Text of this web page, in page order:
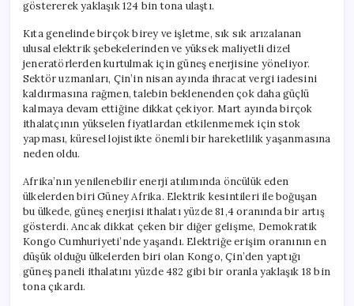
göstererek yaklaşık 124 bin tona ulaştı.
Kıta genelinde birçok birey ve işletme, sık sık arızalanan
ulusal elektrik şebekelerinden ve yüksek maliyetli dizel
jeneratörlerden kurtulmak için güneş enerjisine yöneliyor.
Sektör uzmanları, Çin’in nisan ayında ihracat vergi iadesini
kaldırmasına rağmen, talebin beklenenden çok daha güçlü
kalmaya devam ettiğine dikkat çekiyor. Mart ayında birçok
ithalatçının yükselen fiyatlardan etkilenmemek için stok
yapması, küresel lojistikte önemli bir hareketlilik yaşanmasına
neden oldu.
Afrika’nın yenilenebilir enerji atılımında öncülük eden
ülkelerden biri Güney Afrika. Elektrik kesintileri ile boğuşan
bu ülkede, güneş enerjisi ithalatı yüzde 81,4 oranında bir artış
gösterdi. Ancak dikkat çeken bir diğer gelişme, Demokratik
Kongo Cumhuriyeti’nde yaşandı. Elektriğe erişim oranının en
düşük olduğu ülkelerden biri olan Kongo, Çin’den yaptığı
güneş paneli ithalatını yüzde 482 gibi bir oranla yaklaşık 18 bin
tona çıkardı.